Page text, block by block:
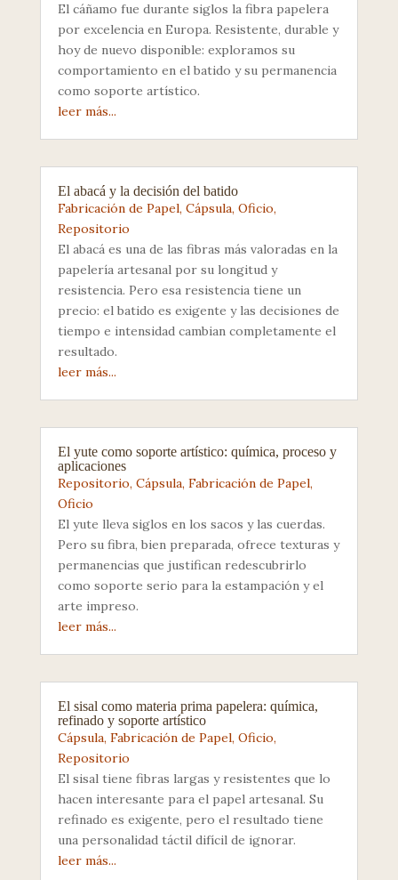
El cáñamo fue durante siglos la fibra papelera
por excelencia en Europa. Resistente, durable y
hoy de nuevo disponible: exploramos su
comportamiento en el batido y su permanencia
como soporte artístico.
leer más...
El abacá y la decisión del batido
Fabricación de Papel, Cápsula, Oficio,
Repositorio
El abacá es una de las fibras más valoradas en la
papelería artesanal por su longitud y
resistencia. Pero esa resistencia tiene un
precio: el batido es exigente y las decisiones de
tiempo e intensidad cambian completamente el
resultado.
leer más...
El yute como soporte artístico: química, proceso y
aplicaciones
Repositorio, Cápsula, Fabricación de Papel,
Oficio
El yute lleva siglos en los sacos y las cuerdas.
Pero su fibra, bien preparada, ofrece texturas y
permanencias que justifican redescubrirlo
como soporte serio para la estampación y el
arte impreso.
leer más...
El sisal como materia prima papelera: química,
refinado y soporte artístico
Cápsula, Fabricación de Papel, Oficio,
Repositorio
El sisal tiene fibras largas y resistentes que lo
hacen interesante para el papel artesanal. Su
refinado es exigente, pero el resultado tiene
una personalidad táctil difícil de ignorar.
leer más...